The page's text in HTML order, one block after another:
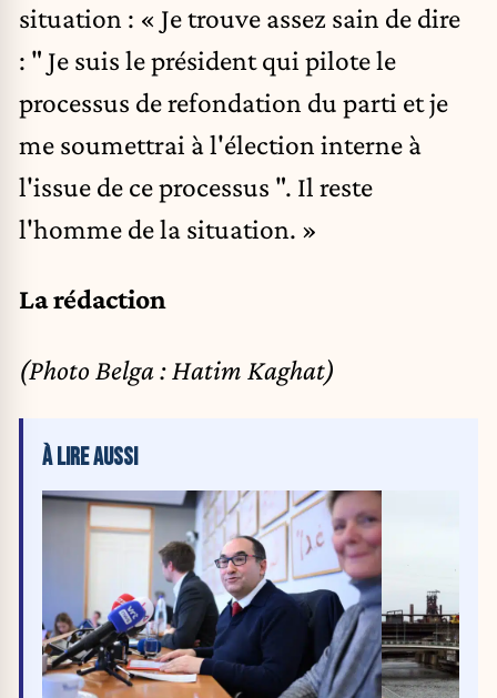
situation : « Je trouve assez sain de dire
: " Je suis le président qui pilote le
processus de refondation du parti et je
me soumettrai à l'élection interne à
l'issue de ce processus ". Il reste
l'homme de la situation. »
La rédaction
(Photo Belga : Hatim Kaghat)
À LIRE AUSSI